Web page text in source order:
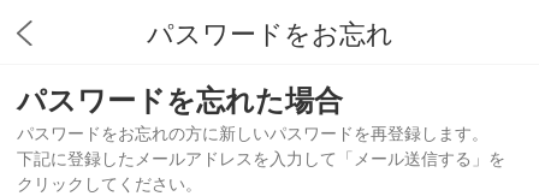
パスワードをお忘れ
パスワードを忘れた場合
パスワードをお忘れの方に新しいパスワードを再登録します。
下記に登録したメールアドレスを入力して「メール送信する」を
クリックしてください。